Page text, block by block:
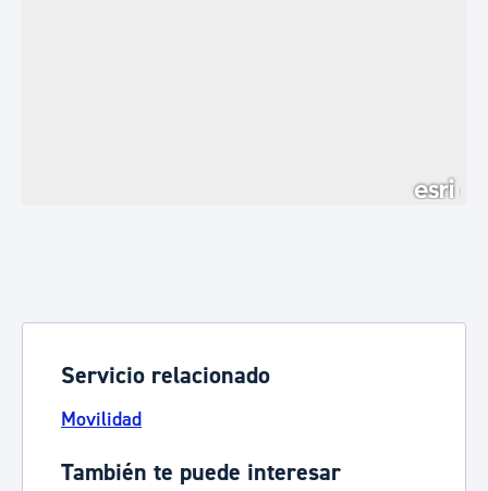
Servicio relacionado
Movilidad
También te puede interesar